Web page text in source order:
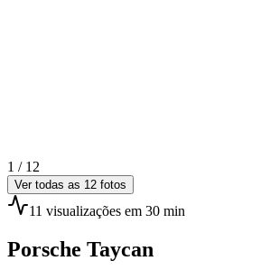
1 / 12
Ver todas as 12 fotos
11 visualizações em 30 min
Porsche Taycan